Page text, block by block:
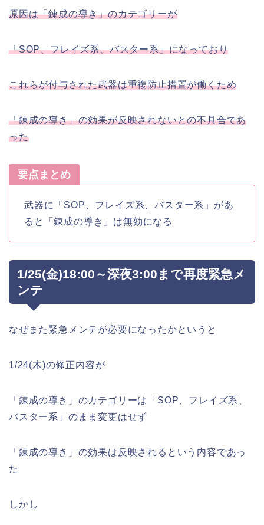
原因は「錬成の導き」のカテゴリーが
「SOP、フレイズ系、バスター系」になっており
これらが付与された武器は重複防止措置が働くため
「錬成の導き」の効果が反映されないとの不具合であ
った
要点まとめ
武器に「SOP、フレイズ系、バスター系」があ
ると「錬成の導き」は無効になる
1/25(金)18:00～深夜3:00まで再度緊急メ
ンテ
なぜまた緊急メンテが必要になったかというと
1/24(木)の修正内容が
「錬成の導き」のカテゴリーは「SOP、フレイズ系、
バスター系」のまま変更はせず
「錬成の導き」の効果は反映されるという内容であっ
た
しかし